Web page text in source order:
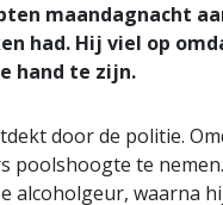
maandagnacht
had. Hij viel op
hand te zijn.
door de politie.
poolshoogte te
alcoholgeur, waarna